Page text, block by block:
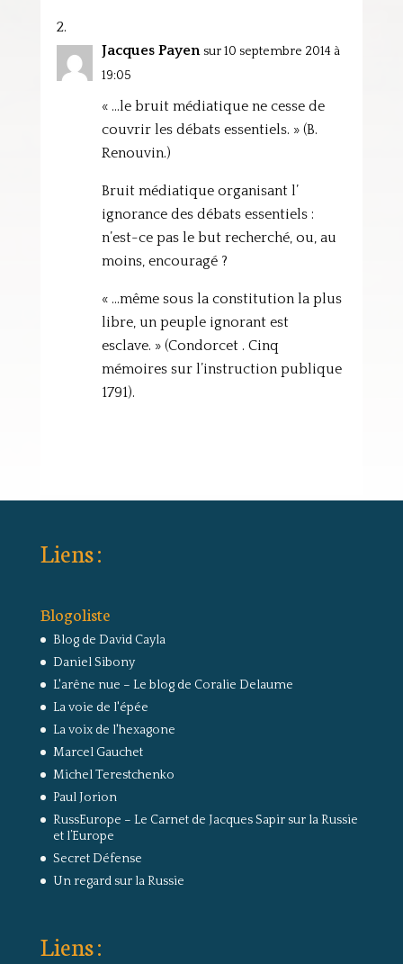
Jacques Payen sur 10 septembre 2014 à
19:05
« …le bruit médiatique ne cesse de
couvrir les débats essentiels. » (B.
Renouvin.)
Bruit médiatique organisant l’
ignorance des débats essentiels :
n’est-ce pas le but recherché, ou, au
moins, encouragé ?
« …même sous la constitution la plus
libre, un peuple ignorant est
esclave. » (Condorcet . Cinq
mémoires sur l’instruction publique
1791).
Liens :
Blogoliste
Blog de David Cayla
Daniel Sibony
L'arêne nue – Le blog de Coralie Delaume
La voie de l'épée
La voix de l'hexagone
Marcel Gauchet
Michel Terestchenko
Paul Jorion
RussEurope – Le Carnet de Jacques Sapir sur la Russie
et l’Europe
Secret Défense
Un regard sur la Russie
Liens :